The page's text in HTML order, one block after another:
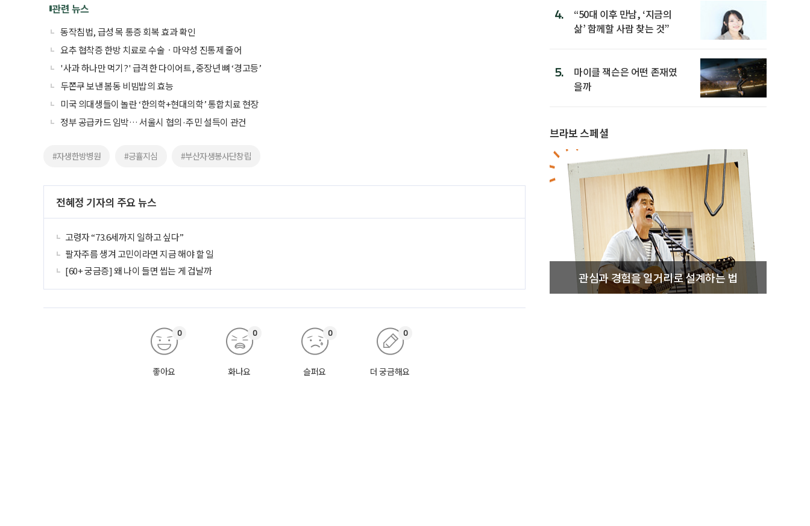
관련 뉴스
동작침법, 급성 목 통증 회복 효과 확인
요추 협착증 한방 치료로 수술ㆍ마약성 진통제 줄어
'사과 하나만 먹기?' 급격한 다이어트, 중장년 뼈 ‘경고등’
두쫀쿠 보낸 봄동 비빔밥의 효능
미국 의대생들이 놀란 ‘한의학+현대의학’ 통합치료 현장
정부 공급카드 임박… 서울시 협의·주민 설득이 관건
#자생한방병원 #긍휼지심 #부산자생봉사단창립
전혜정 기자의 주요 뉴스
고령자 “73.6세까지 일하고 싶다”
팔자주름 생겨 고민이라면 지금 해야 할 일
[60+ 궁금증] 왜 나이 들면 씹는 게 겁날까
좋아요
0
화나요
0
슬퍼요
0
더 궁금해요
0
4.
“50대 이후 만남, ‘지금의
삶’ 함께할 사람 찾는 것”
5.
마이클 잭슨은 어떤 존재였
을까
브라보 스페셜
관심과 경험을 일거리로 설계하는 법